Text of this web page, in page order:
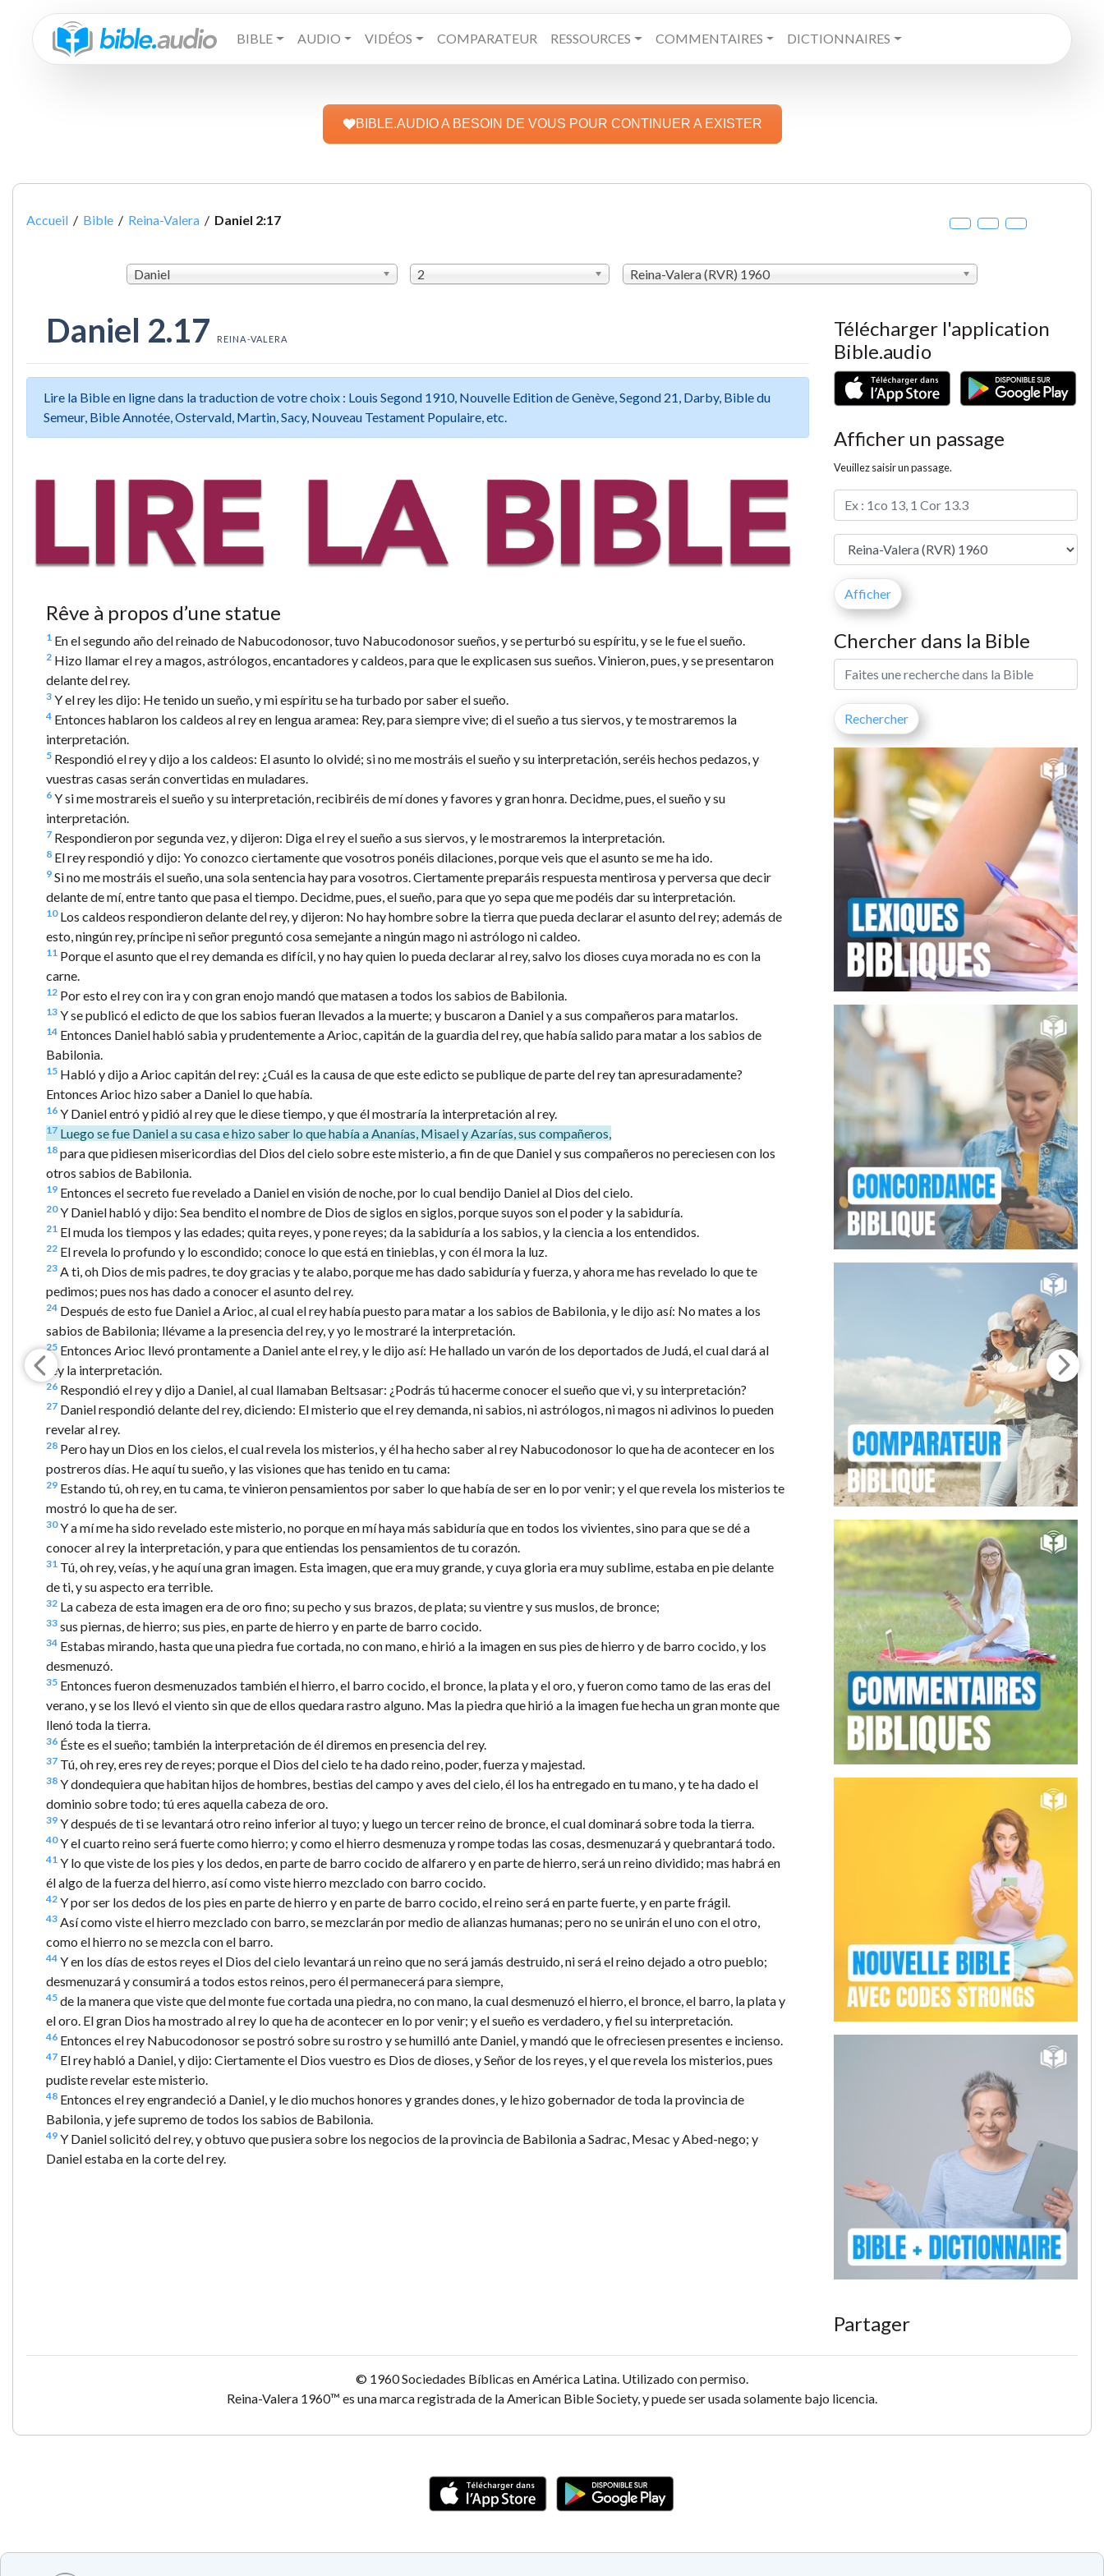
BIBLE AUDIO VIDÉOS COMPARATEUR RESSOURCES COMMENTAIRES DICTIONNAIRES
BIBLE.AUDIO A BESOIN DE VOUS POUR CONTINUER A EXISTER
Accueil / Bible / Reina-Valera / Daniel 2:17
Daniel 2 Reina-Valera (RVR) 1960
Daniel 2.17 REINA-VALERA
Lire la Bible en ligne dans la traduction de votre choix : Louis Segond 1910, Nouvelle Edition de Genève, Segond 21, Darby, Bible du
Semeur, Bible Annotée, Ostervald, Martin, Sacy, Nouveau Testament Populaire, etc.
Rêve à propos d’une statue
1 En el segundo año del reinado de Nabucodonosor, tuvo Nabucodonosor sueños, y se perturbó su espíritu, y se le fue el sueño.
2 Hizo llamar el rey a magos, astrólogos, encantadores y caldeos, para que le explicasen sus sueños. Vinieron, pues, y se presentaron
delante del rey.
3 Y el rey les dijo: He tenido un sueño, y mi espíritu se ha turbado por saber el sueño.
4 Entonces hablaron los caldeos al rey en lengua aramea: Rey, para siempre vive; di el sueño a tus siervos, y te mostraremos la
interpretación.
5 Respondió el rey y dijo a los caldeos: El asunto lo olvidé; si no me mostráis el sueño y su interpretación, seréis hechos pedazos, y
vuestras casas serán convertidas en muladares.
6 Y si me mostrareis el sueño y su interpretación, recibiréis de mí dones y favores y gran honra. Decidme, pues, el sueño y su
interpretación.
7 Respondieron por segunda vez, y dijeron: Diga el rey el sueño a sus siervos, y le mostraremos la interpretación.
8 El rey respondió y dijo: Yo conozco ciertamente que vosotros ponéis dilaciones, porque veis que el asunto se me ha ido.
9 Si no me mostráis el sueño, una sola sentencia hay para vosotros. Ciertamente preparáis respuesta mentirosa y perversa que decir
delante de mí, entre tanto que pasa el tiempo. Decidme, pues, el sueño, para que yo sepa que me podéis dar su interpretación.
10Los caldeos respondieron delante del rey, y dijeron: No hay hombre sobre la tierra que pueda declarar el asunto del rey; además de
esto, ningún rey, príncipe ni señor preguntó cosa semejante a ningún mago ni astrólogo ni caldeo.
11 Porque el asunto que el rey demanda es difícil, y no hay quien lo pueda declarar al rey, salvo los dioses cuya morada no es con la
carne.
12 Por esto el rey con ira y con gran enojo mandó que matasen a todos los sabios de Babilonia.
13 Y se publicó el edicto de que los sabios fueran llevados a la muerte; y buscaron a Daniel y a sus compañeros para matarlos.
14 Entonces Daniel habló sabia y prudentemente a Arioc, capitán de la guardia del rey, que había salido para matar a los sabios de
Babilonia.
15 Habló y dijo a Arioc capitán del rey: ¿Cuál es la causa de que este edicto se publique de parte del rey tan apresuradamente?
Entonces Arioc hizo saber a Daniel lo que había.
16 Y Daniel entró y pidió al rey que le diese tiempo, y que él mostraría la interpretación al rey.
17 Luego se fue Daniel a su casa e hizo saber lo que había a Ananías, Misael y Azarías, sus compañeros,
18 para que pidiesen misericordias del Dios del cielo sobre este misterio, a fin de que Daniel y sus compañeros no pereciesen con los
otros sabios de Babilonia.
19 Entonces el secreto fue revelado a Daniel en visión de noche, por lo cual bendijo Daniel al Dios del cielo.
20Y Daniel habló y dijo: Sea bendito el nombre de Dios de siglos en siglos, porque suyos son el poder y la sabiduría.
21 El muda los tiempos y las edades; quita reyes, y pone reyes; da la sabiduría a los sabios, y la ciencia a los entendidos.
22 El revela lo profundo y lo escondido; conoce lo que está en tinieblas, y con él mora la luz.
23 A ti, oh Dios de mis padres, te doy gracias y te alabo, porque me has dado sabiduría y fuerza, y ahora me has revelado lo que te
pedimos; pues nos has dado a conocer el asunto del rey.
24 Después de esto fue Daniel a Arioc, al cual el rey había puesto para matar a los sabios de Babilonia, y le dijo así: No mates a los
sabios de Babilonia; llévame a la presencia del rey, y yo le mostraré la interpretación.
25 Entonces Arioc llevó prontamente a Daniel ante el rey, y le dijo así: He hallado un varón de los deportados de Judá, el cual dará al
rey la interpretación.
26 Respondió el rey y dijo a Daniel, al cual llamaban Beltsasar: ¿Podrás tú hacerme conocer el sueño que vi, y su interpretación?
27 Daniel respondió delante del rey, diciendo: El misterio que el rey demanda, ni sabios, ni astrólogos, ni magos ni adivinos lo pueden
revelar al rey.
28 Pero hay un Dios en los cielos, el cual revela los misterios, y él ha hecho saber al rey Nabucodonosor lo que ha de acontecer en los
postreros días. He aquí tu sueño, y las visiones que has tenido en tu cama:
29 Estando tú, oh rey, en tu cama, te vinieron pensamientos por saber lo que había de ser en lo por venir; y el que revela los misterios te
mostró lo que ha de ser.
30Y a mí me ha sido revelado este misterio, no porque en mí haya más sabiduría que en todos los vivientes, sino para que se dé a
conocer al rey la interpretación, y para que entiendas los pensamientos de tu corazón.
31 Tú, oh rey, veías, y he aquí una gran imagen. Esta imagen, que era muy grande, y cuya gloria era muy sublime, estaba en pie delante
de ti, y su aspecto era terrible.
32 La cabeza de esta imagen era de oro fino; su pecho y sus brazos, de plata; su vientre y sus muslos, de bronce;
33 sus piernas, de hierro; sus pies, en parte de hierro y en parte de barro cocido.
34 Estabas mirando, hasta que una piedra fue cortada, no con mano, e hirió a la imagen en sus pies de hierro y de barro cocido, y los
desmenuzó.
35 Entonces fueron desmenuzados también el hierro, el barro cocido, el bronce, la plata y el oro, y fueron como tamo de las eras del
verano, y se los llevó el viento sin que de ellos quedara rastro alguno. Mas la piedra que hirió a la imagen fue hecha un gran monte que
llenó toda la tierra.
36 Éste es el sueño; también la interpretación de él diremos en presencia del rey.
37 Tú, oh rey, eres rey de reyes; porque el Dios del cielo te ha dado reino, poder, fuerza y majestad.
38 Y dondequiera que habitan hijos de hombres, bestias del campo y aves del cielo, él los ha entregado en tu mano, y te ha dado el
dominio sobre todo; tú eres aquella cabeza de oro.
39 Y después de ti se levantará otro reino inferior al tuyo; y luego un tercer reino de bronce, el cual dominará sobre toda la tierra.
40Y el cuarto reino será fuerte como hierro; y como el hierro desmenuza y rompe todas las cosas, desmenuzará y quebrantará todo.
41 Y lo que viste de los pies y los dedos, en parte de barro cocido de alfarero y en parte de hierro, será un reino dividido; mas habrá en
él algo de la fuerza del hierro, así como viste hierro mezclado con barro cocido.
42 Y por ser los dedos de los pies en parte de hierro y en parte de barro cocido, el reino será en parte fuerte, y en parte frágil.
43 Así como viste el hierro mezclado con barro, se mezclarán por medio de alianzas humanas; pero no se unirán el uno con el otro,
como el hierro no se mezcla con el barro.
44 Y en los días de estos reyes el Dios del cielo levantará un reino que no será jamás destruido, ni será el reino dejado a otro pueblo;
desmenuzará y consumirá a todos estos reinos, pero él permanecerá para siempre,
45 de la manera que viste que del monte fue cortada una piedra, no con mano, la cual desmenuzó el hierro, el bronce, el barro, la plata y
el oro. El gran Dios ha mostrado al rey lo que ha de acontecer en lo por venir; y el sueño es verdadero, y fiel su interpretación.
46 Entonces el rey Nabucodonosor se postró sobre su rostro y se humilló ante Daniel, y mandó que le ofreciesen presentes e incienso.
47 El rey habló a Daniel, y dijo: Ciertamente el Dios vuestro es Dios de dioses, y Señor de los reyes, y el que revela los misterios, pues
pudiste revelar este misterio.
48 Entonces el rey engrandeció a Daniel, y le dio muchos honores y grandes dones, y le hizo gobernador de toda la provincia de
Babilonia, y jefe supremo de todos los sabios de Babilonia.
49 Y Daniel solicitó del rey, y obtuvo que pusiera sobre los negocios de la provincia de Babilonia a Sadrac, Mesac y Abed-nego; y
Daniel estaba en la corte del rey.
Télécharger l'application
Bible.audio
Afficher un passage
Veuillez saisir un passage.
Chercher dans la Bible
Partager
© 1960 Sociedades Bíblicas en América Latina. Utilizado con permiso.
Reina-Valera 1960™ es una marca registrada de la American Bible Society, y puede ser usada solamente bajo licencia.